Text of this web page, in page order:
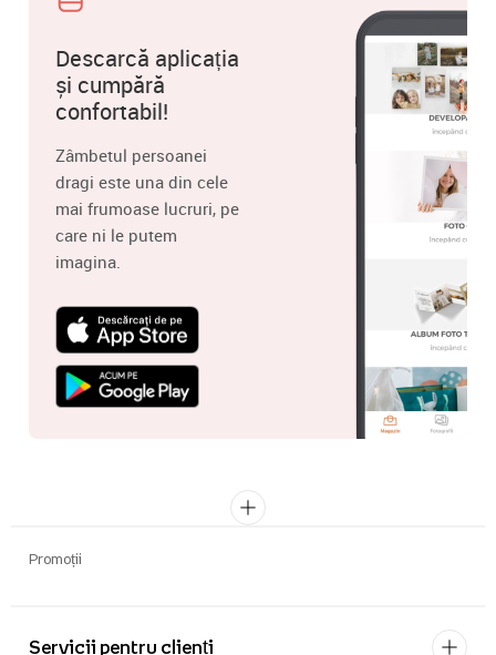
Descarcă aplicația
și cumpără
confortabil!
Zâmbetul persoanei
dragi este una din cele
mai frumoase lucruri, pe
care ni le putem
imagina.
Promoții
Servicii pentru clienți